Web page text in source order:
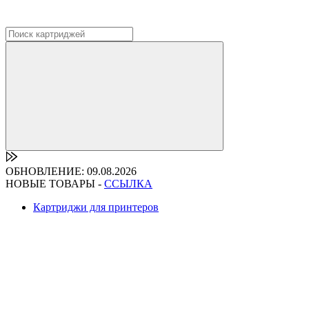
ОБНОВЛЕНИЕ: 09.08.2026
НОВЫЕ ТОВАРЫ - ССЫЛКА
Картриджи для принтеров